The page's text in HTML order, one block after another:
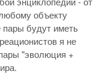
объекту
будут иметь
я не
"эволюция +